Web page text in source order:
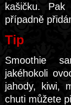
kašičku.
případně
Tip
Smoothie
jakéhokoli
jahody, kiwi,
chuti můžete